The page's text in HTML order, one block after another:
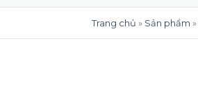
Trang chủ » Sản phẩm »